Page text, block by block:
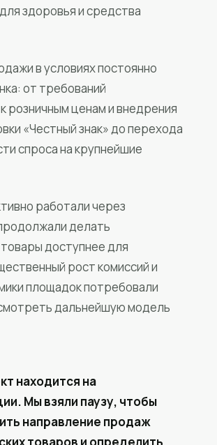
здоровья и средства
в условиях постоянно
от требований
розничным ценам и внедрения
«Честный знак» до перехода
спроса на крупнейшие
работали через
делать
доступнее для
рост комиссий и
площадок потребовали
дальнейшую модель
находится на
Мы взяли паузу, чтобы
направление продаж